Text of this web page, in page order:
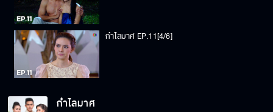
กำไลมาศ EP.11[4/6]
กำไลมาศ